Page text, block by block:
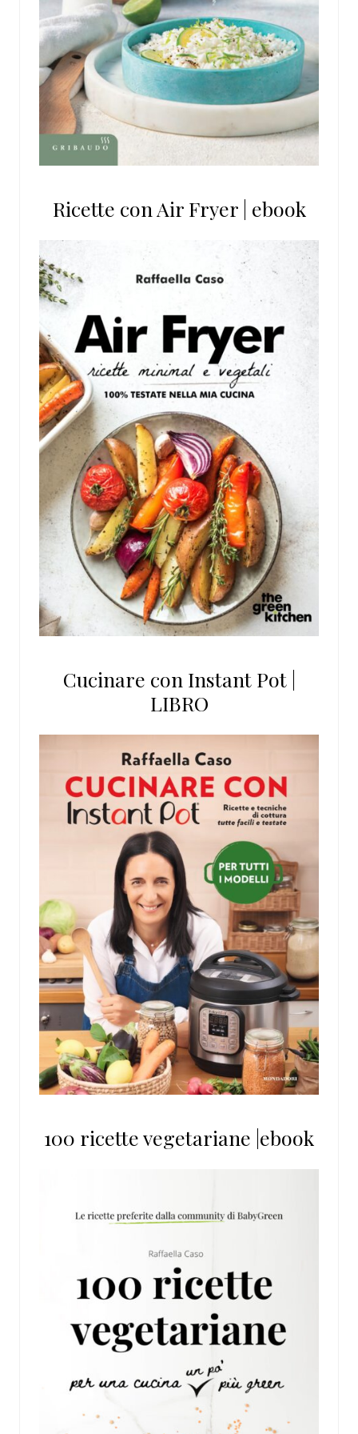
Ricette con Air Fryer | ebook
Cucinare con Instant Pot |
LIBRO
100 ricette vegetariane |ebook